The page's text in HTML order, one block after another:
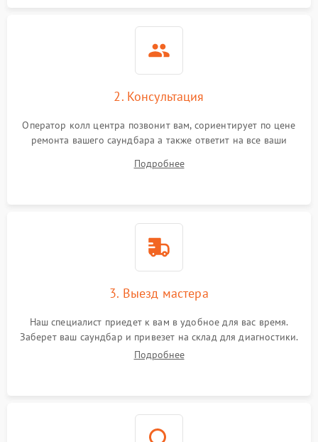
2. Консультация
Оператор колл центра позвонит вам, сориентирует по цене
ремонта вашего саундбара а также ответит на все ваши
Подробнее
3. Выезд мастера
Наш специалист приедет к вам в удобное для вас время.
Заберет ваш саундбар и привезет на склад для диагностики.
Подробнее